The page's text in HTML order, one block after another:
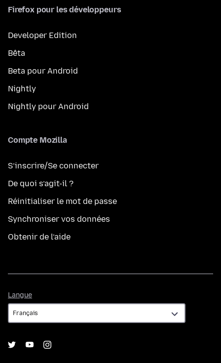
Firefox pour les développeurs
Developer Edition
Bêta
Beta pour Android
Nightly
Nightly pour Android
Compte Mozilla
S’inscrire/Se connecter
De quoi s’agit-il ?
Réinitialiser le mot de passe
Synchroniser vos données
Obtenir de l’aide
Langue